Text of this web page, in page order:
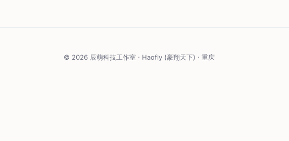
© 2026 辰萌科技工作室 · Haofly (豪翔天下) · 重庆